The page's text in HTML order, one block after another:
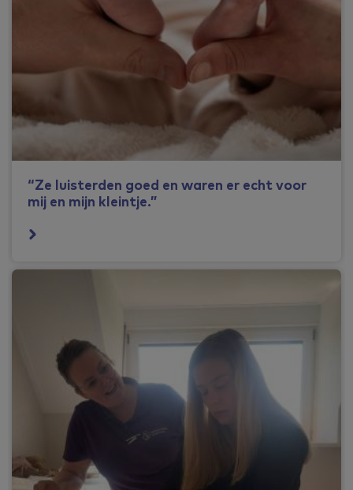
“Ze luisterden goed en waren er echt voor
mij en mijn kleintje.”